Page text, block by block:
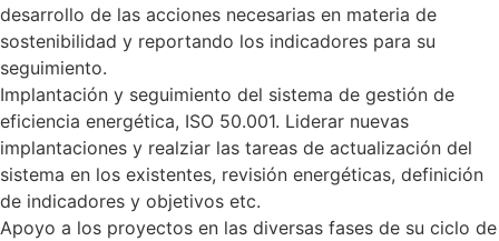
desarrollo de las acciones necesarias en materia de
sostenibilidad y reportando los indicadores para su
seguimiento.
Implantación y seguimiento del sistema de gestión de
eficiencia energética, ISO 50.001. Liderar nuevas
implantaciones y realziar las tareas de actualización del
sistema en los existentes, revisión energéticas, definición
de indicadores y objetivos etc.
Apoyo a los proyectos en las diversas fases de su ciclo de